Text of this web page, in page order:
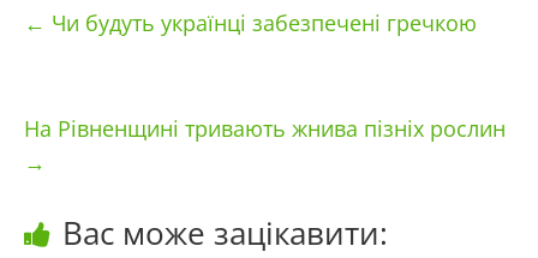
← Чи будуть українці забезпечені гречкою
На Рівненщині тривають жнива пізніх рослин
→
Вас може зацікавити: